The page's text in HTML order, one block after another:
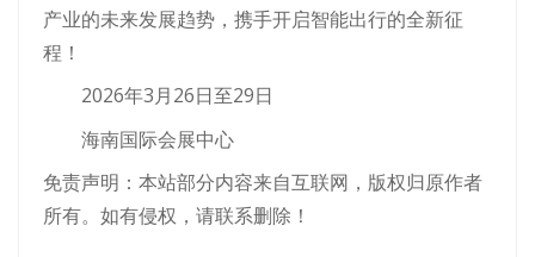
产业的未来发展趋势，携手开启智能出行的全新征
程！
2026年3月26日至29日
海南国际会展中心
免责声明：本站部分内容来自互联网，版权归原作者
所有。如有侵权，请联系删除！